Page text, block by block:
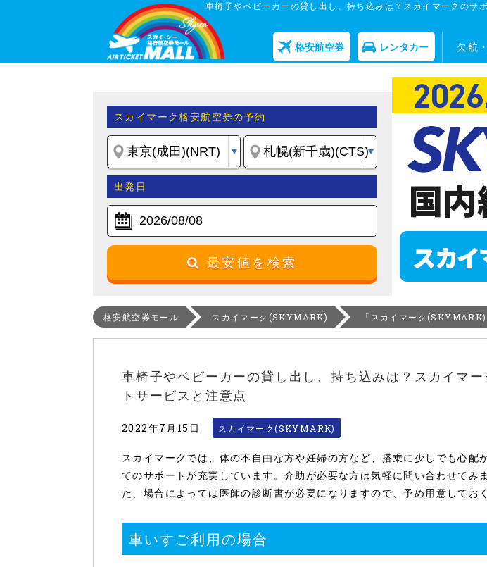
車椅子やベビーカーの貸し出し、持ち込みは？スカイマークのサ
格安航空券 レンタカー 欠航
スカイマーク格安航空券の予約
出発日
最安値を検索
格安航空券モール スカイマーク(SKYMARK) 「スカイマーク
車椅子やベビーカーの貸し出し、持ち込みは？スカイマー
トサービスと注意点
2022年7月15日 スカイマーク(SKYMARK)
スカイマークでは、体の不自由な方や妊婦の方など、搭乗に少しでも心配
てのサポートが充実しています。介助が必要な方は気軽に問い合わせてみ
た、場合によっては医師の診断書が必要になりますので、予め用意してお
車いすご利用の場合